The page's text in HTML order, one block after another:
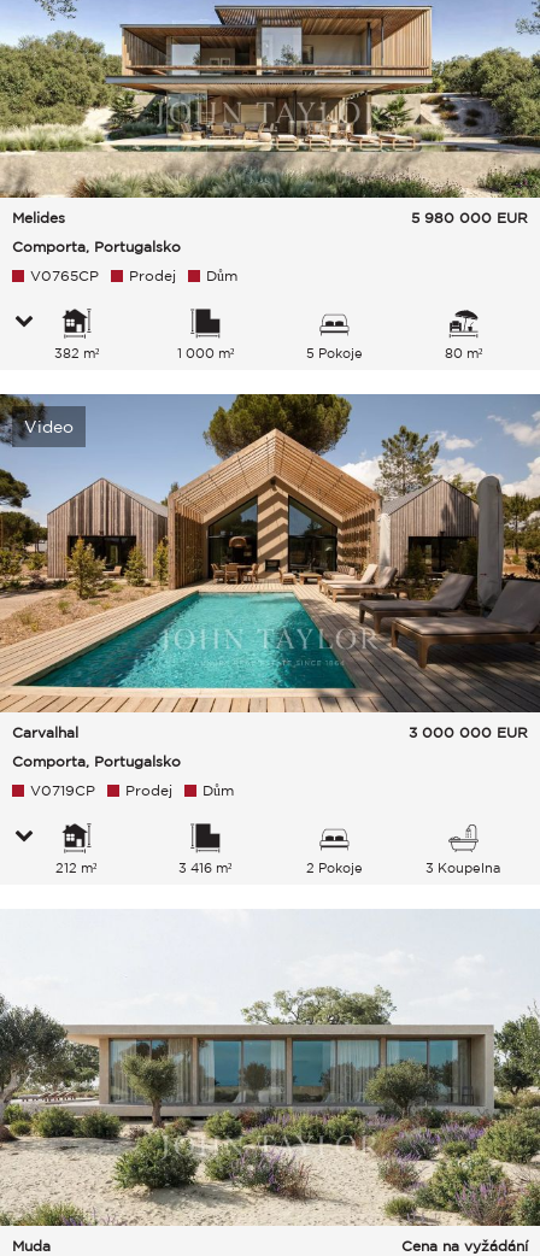
Melides
Comporta, Portugalsko
5 980 000 EUR
V0765CP Prodej Dům
382 m² 1 000 m² 5 Pokoje 80 m²
Video
Carvalhal
Comporta, Portugalsko
3 000 000 EUR
V0719CP Prodej Dům
212 m² 3 416 m² 2 Pokoje 3 Koupelna
Muda
Cena na vyžádání